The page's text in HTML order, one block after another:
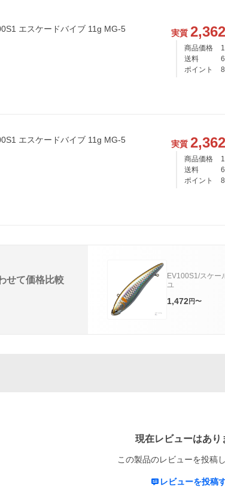
エスケードバイブ 11g MG-5
実質 2,362
商品価格
送料
ポイント
エスケードバイブ 11g MG-5
実質 2,362
商品価格
送料
ポイント
せて価格比較
EV100S1/スケー
ユ
1,472円〜
現在レビューはあり
この製品のレビューを投稿
レビューを投稿